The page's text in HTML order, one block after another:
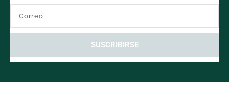
SUSCRIBIRSE